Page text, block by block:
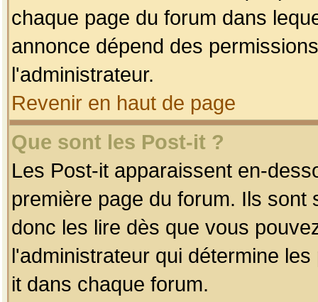
chaque page du forum dans
annonce dépend des
l'administrateur.
Revenir en haut de page
Que sont les Post-it ?
Les Post-it apparaissent en-
première page du forum. Ils
donc les lire dès que vous
l'administrateur qui détermine
it dans chaque forum.